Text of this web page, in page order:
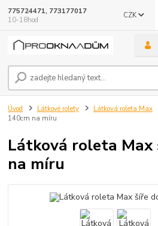
CZK
775724471, 773177017
10-18hod
Úvod Látkové rolety Látková roleta Max
140cm na míru
Látková roleta Max
na míru